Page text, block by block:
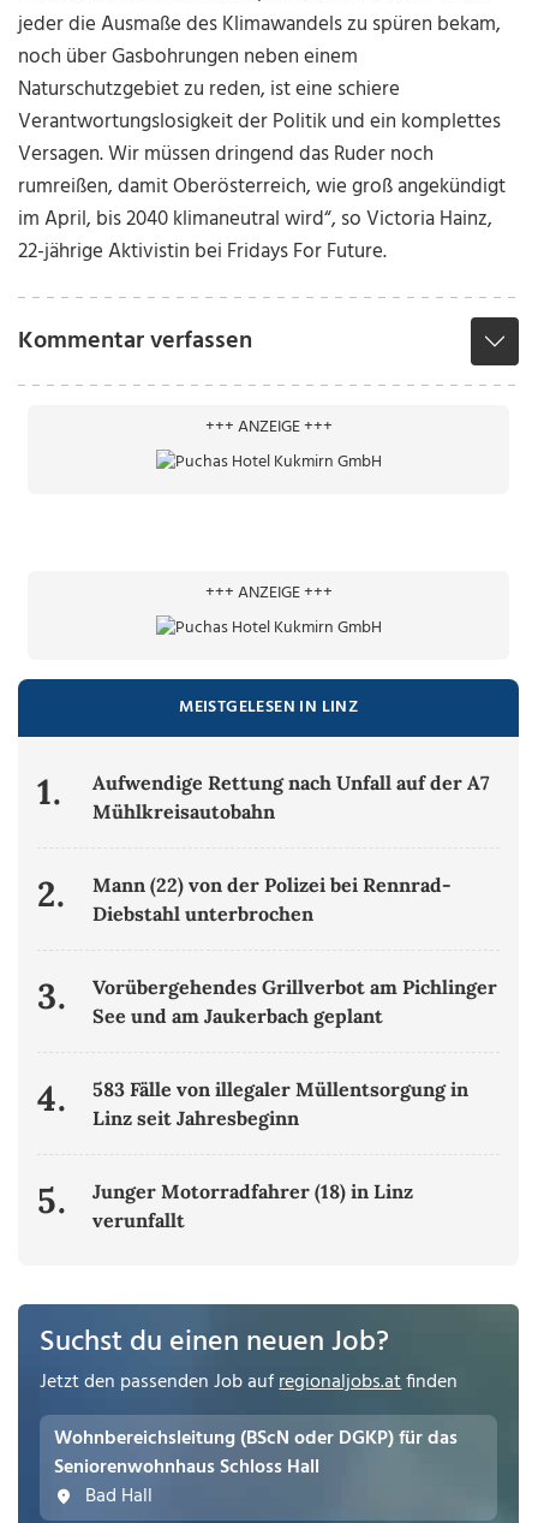
jeder die Ausmaße des Klimawandels zu spüren bekam,
noch über Gasbohrungen neben einem
Naturschutzgebiet zu reden, ist eine schiere
Verantwortungslosigkeit der Politik und ein komplettes
Versagen. Wir müssen dringend das Ruder noch
rumreißen, damit Oberösterreich, wie groß angekündigt
im April, bis 2040 klimaneutral wird“, so Victoria Hainz,
22-jährige Aktivistin bei Fridays For Future.
Kommentar verfassen
+++ ANZEIGE +++
+++ ANZEIGE +++
MEISTGELESEN IN LINZ
1.
Aufwendige Rettung nach Unfall auf der A7
Mühlkreisautobahn
2.
Mann (22) von der Polizei bei Rennrad-
Diebstahl unterbrochen
3.
Vorübergehendes Grillverbot am Pichlinger
See und am Jaukerbach geplant
4.
583 Fälle von illegaler Müllentsorgung in
Linz seit Jahresbeginn
5.
Junger Motorradfahrer (18) in Linz
verunfallt
Suchst du einen neuen Job?
Jetzt den passenden Job aufregionaljobs.atfinden
Wohnbereichsleitung (BScN oder DGKP) für das
Seniorenwohnhaus Schloss Hall
Bad Hall